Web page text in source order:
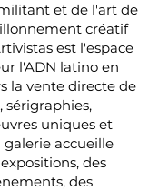
et de l'art de
créatif
est l'espace
l'ADN latino en
la vente directe de
sérigraphies,
uniques et
galerie accueille
des
des